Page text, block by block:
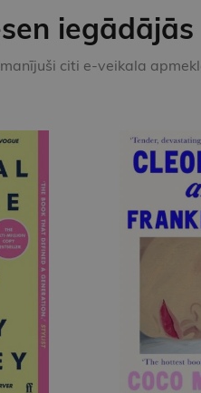
iegādājās
citi e-veikala